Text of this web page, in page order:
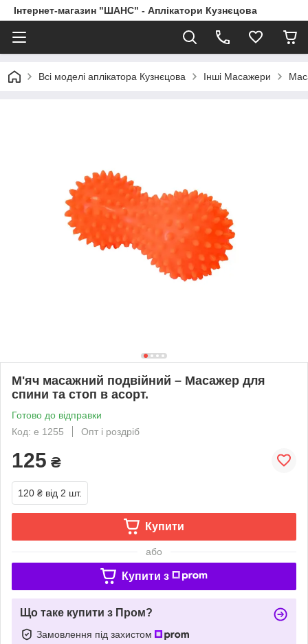
Інтернет-магазин "ШАНС" - Аплікатори Кузнєцова
Всі моделі аплікатора Кузнєцова Інші Масажери
М'яч масажний подвійний – Масажер для
спини та стоп в асорт.
Готово до відправки
Код: e 1255
Опт і роздріб
125 ₴
120 ₴ від 2 шт.
Купити
або
Купити з
Що таке купити з Пром?
Замовлення під захистом